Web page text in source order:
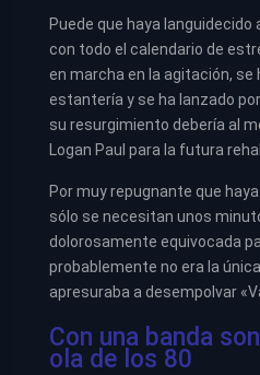
Puede que haya
con todo el calendario de
en marcha en la agitación, se
estantería y se ha lanzado
su resurgimiento debería al
Logan Paul para la futura
Por muy repugnante que
sólo se necesitan unos
dolorosamente equivocada
probablemente no era la
apresuraba a desempolvar
Con una banda
ola de los 80